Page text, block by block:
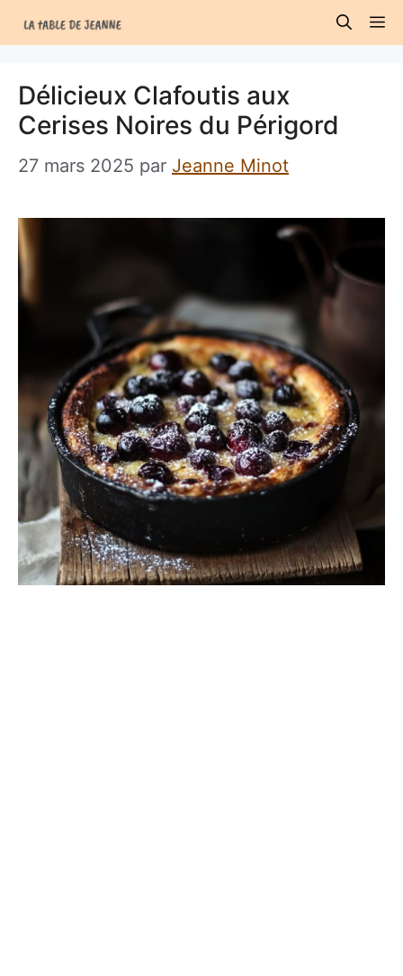
au
Délicieux Clafoutis aux
Cerises Noires du Périgord
27 mars 2025 par Jeanne Minot